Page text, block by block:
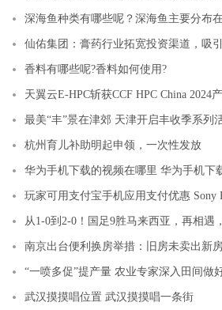
深海鱼种类有哪些呢？深海鱼主要分布
仙佑集团：膏药行业拓宽投资渠道，吸
香料有哪些呢?香料如何使用?
天翼云E-HPC斩获CCF HPC China 2024
最美“丰”景在津郊 天津开启丰收季系列
杭州育儿补助明起申领，一次性发放
华为手机下载的视频在哪里 华为手机下
玩家可用支付宝手机应用支付优惠 Sony
南京出台便利换房举措：旧房未卖出新
“一喷多促”提产量 农业专家深入田间做
武汉摸摸唱位置 武汉摸摸唱一条街